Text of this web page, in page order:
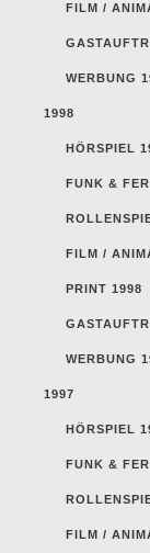
FILM /
WERBUNG
1998
HÖRSPIEL
FUNK &
FILM /
PRINT 1998
WERBUNG
1997
HÖRSPIEL
FUNK &
FILM /